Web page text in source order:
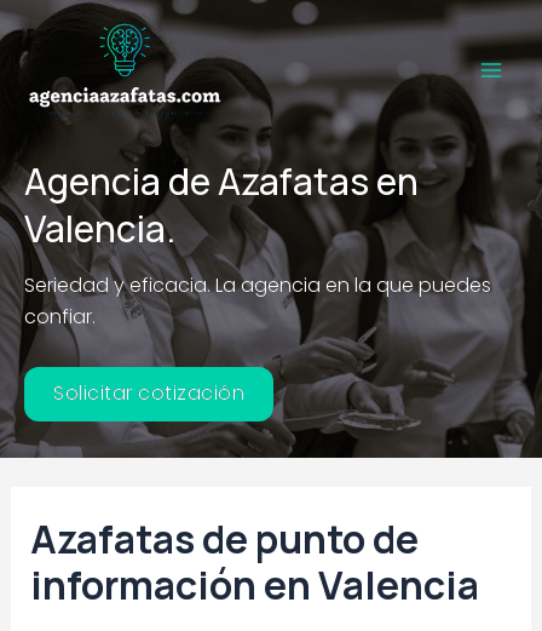
Ir
al
contenido
Main
Agencia de Azafatas en
Valencia.
Seriedad y eficacia. La agencia en la que puedes
confiar.
Solicitar cotización
Azafatas de punto de
información en Valencia